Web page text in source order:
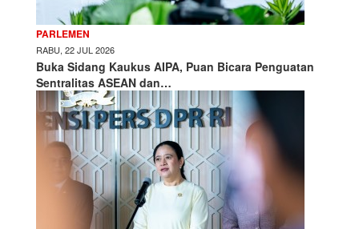
PARLEMEN
RABU, 22 JUL 2026
Buka Sidang Kaukus AIPA, Puan Bicara Penguatan
Sentralitas ASEAN dan…